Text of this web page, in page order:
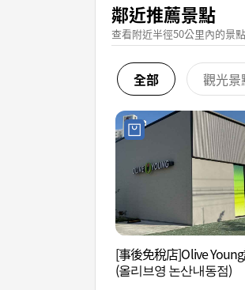
鄰近推薦景點
查看附近半徑50公里內的景
全部 觀光景
[事後免稅店]Olive
(올리브영 논산내동점)